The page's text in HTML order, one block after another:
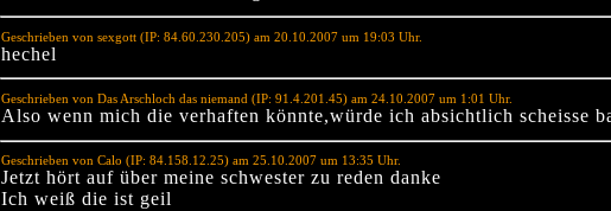
Geschrieben von sexgott (IP: 84.60.230.205) am 20.10.2007 um 19:03 Uhr.
hechel
Geschrieben von Das Arschloch das niemand (IP: 91.4.201.45) am 24.10.2007 um 1:01 Uhr.
Also wenn mich die verhaften könnte,würde ich absichtlich scheisse
Geschrieben von Calo (IP: 84.158.12.25) am 25.10.2007 um 13:35 Uhr.
Jetzt hört auf über meine schwester zu reden danke
Ich weiß die ist geil